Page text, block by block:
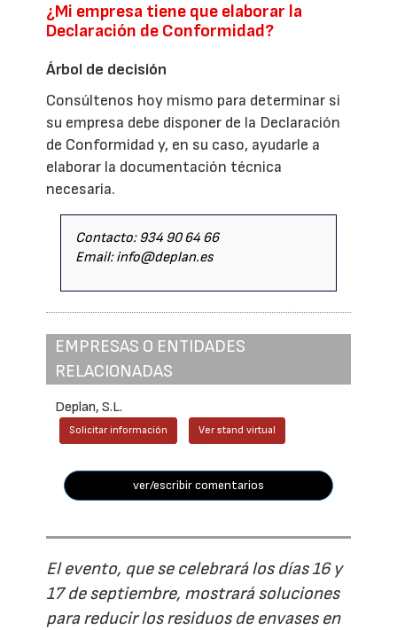
¿Mi empresa tiene que elaborar la
Declaración de Conformidad?
Árbol de decisión
Consúltenos hoy mismo para determinar si
su empresa debe disponer de la Declaración
de Conformidad y, en su caso, ayudarle a
elaborar la documentación técnica
necesaria.
Contacto: 934 90 64 66
Email: info@deplan.es
EMPRESAS O ENTIDADES
RELACIONADAS
Deplan, S.L.
Solicitar información Ver stand virtual
ver/escribir comentarios
El evento, que se celebrará los días 16 y
17 de septiembre, mostrará soluciones
para reducir los residuos de envases en